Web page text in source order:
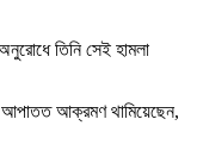
তিনি সেই হামলা
আক্রমণ থামিয়েছেন,